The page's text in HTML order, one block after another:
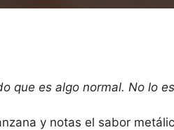
que es algo normal. No lo
y notas el sabor